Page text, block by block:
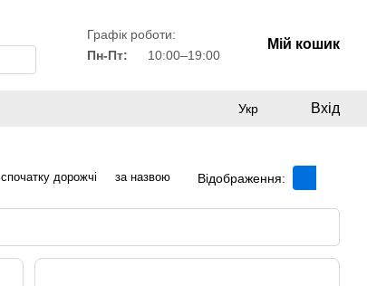
Графік роботи:
Пн-Пт:
10:00–19:00
Мій кошик
Укр Вхід
спочатку дорожчі за назвою Відображення: